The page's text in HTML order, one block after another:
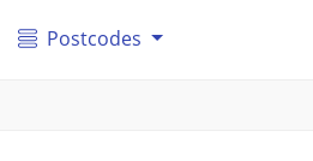
Postcodes